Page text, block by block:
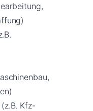
Kfz-